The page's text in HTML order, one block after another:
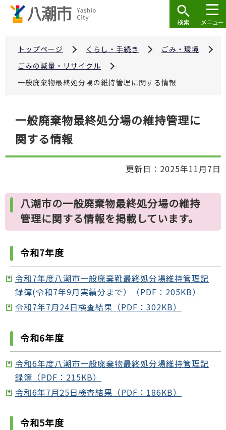
トップページ くらし・手続き
ごみ・環境
ごみの減量・リサイクル
一般廃棄物最終処分場の維持管理に関する情報
一般廃棄物最終処分場の維持管理に
関する情報
更新日：2025年11月7日
八潮市の一般廃棄物最終処分場の維持
管理に関する情報を掲載しています。
令和7年度
令和7年度八潮市一般廃棄靴最終処分場維持管理記
録簿(令和7年9月実績分まで）（PDF：205KB）
令和7年7月24日検査結果（PDF：302KB）
令和6年度
令和6年度八潮市一般廃棄物最終処分場維持管理記
録簿（PDF：215KB）
令和6年7月25日検査結果（PDF：186KB）
令和5年度